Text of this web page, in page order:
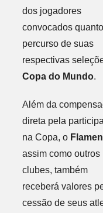
dos jogadores
convocados
percurso de suas
respectivas
Copa do Mundo.
Além da
direta pela
na Copa, o
assim como outros
clubes, também
receberá valores
cessão de seus